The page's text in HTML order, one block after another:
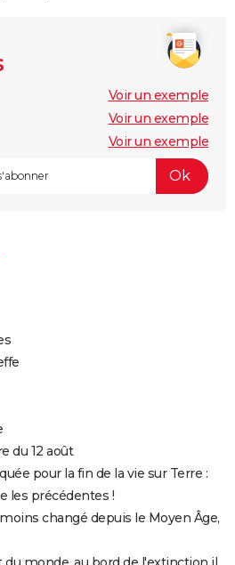
Voir un exemple
Voir un exemple
Voir un exemple
du 12 août
pour la fin de la vie sur Terre :
les précédentes !
changé depuis le Moyen Âge,